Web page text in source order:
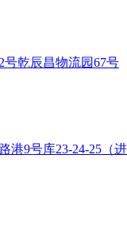
乾辰昌物流园67号
港9号库23-24-25（